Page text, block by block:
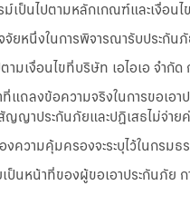
ป็นไปตามหลักเกณฑ์และเงื่อนไ
ยหนึ่งในการพิจารณารับประกั
ามเงื่อนไขที่บริษัท เอไอเอ จำกัด
แถลงข้อความจริงในการขอเอ
ญญาประกันภัยและปฏิเสธไม่จ่า
งความคุ้มครองจะระบุไว้ในกร
ป็นหน้าที่ของผู้ขอเอาประกันภัย